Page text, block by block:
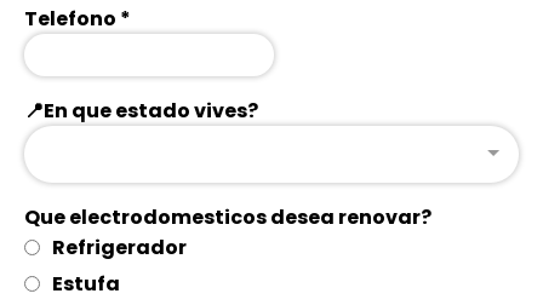
Telefono *
📍En que estado vives?
Que electrodomesticos desea renovar?
Refrigerador
Estufa